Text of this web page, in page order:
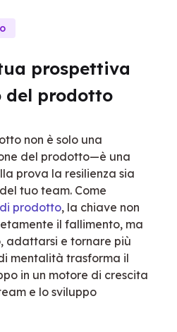
prospettiva
del prodotto
non è solo una
del prodotto—è una
prova la resilienza sia
prodotto, la chiave non
il fallimento, ma
adattarsi e tornare più
mentalità trasforma il
in un motore di crescita
e lo sviluppo